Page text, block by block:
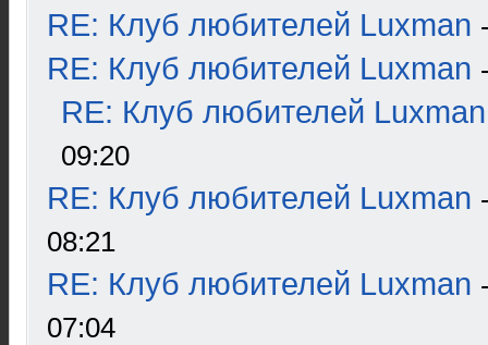
RE: Клуб любителей Luxman
RE: Клуб любителей Luxman
RE: Клуб любителей Luxman
09:20
RE: Клуб любителей Luxman
08:21
RE: Клуб любителей Luxman
07:04